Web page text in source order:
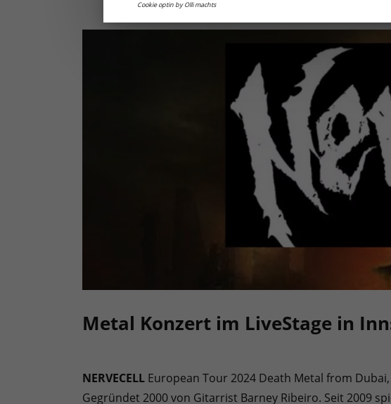
Metal Konzert im LiveStage in
NERVECELL European Tour 2024 Death Metal from Dubai,
Gegründet 2000 von Gitarrist Barney Ribeiro. Seit 2009
Cookie optin by Olli machts